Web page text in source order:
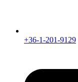
+36-1-201-9129